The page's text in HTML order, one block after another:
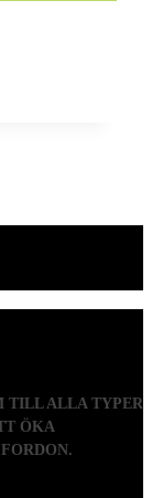
TILL ALLA TYPER
ÖKA